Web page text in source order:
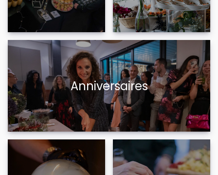
Anniversaires